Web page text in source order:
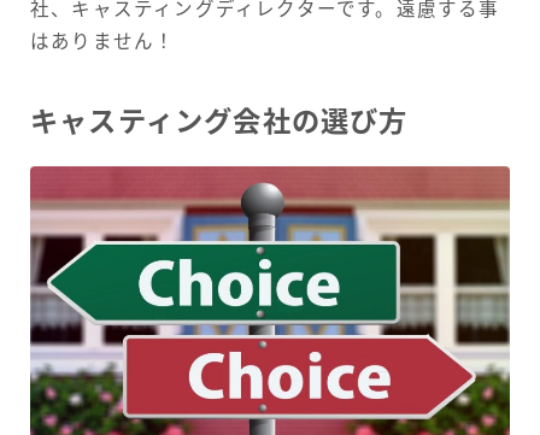
社、キャスティングディレクターです。遠慮する事
はありません！
キャスティング会社の選び方